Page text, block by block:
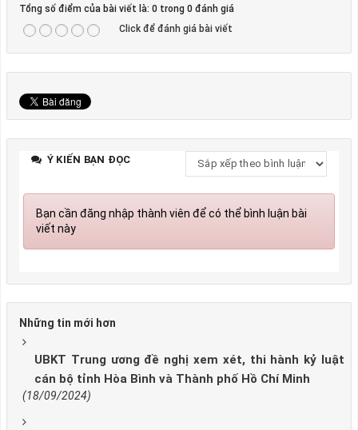
Tổng số điểm của bài viết là: 0 trong 0 đánh giá
Click để đánh giá bài viết
Ý KIẾN BẠN ĐỌC
Bạn cần đăng nhập thành viên để có thể bình luận bài
viết này
Những tin mới hơn
UBKT Trung ương đề nghị xem xét, thi hành kỷ luật
cán bộ tỉnh Hòa Bình và Thành phố Hồ Chí Minh
(18/09/2024)